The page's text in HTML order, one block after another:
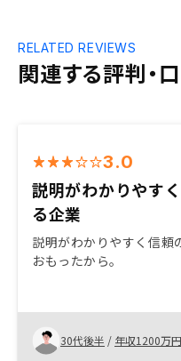
関連する評判・
RELATED REVIEWS
3.0
説明がわかりやす
る企業
説明がわかりやすく信頼
おもったから。
30代後半 / 年収1200万